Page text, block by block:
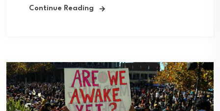
Continue Reading